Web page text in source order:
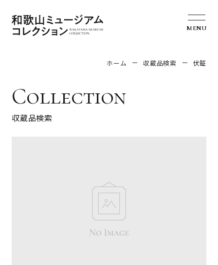
MENU
ホーム 収蔵品検索 伏鉦
Collection
収蔵品検索